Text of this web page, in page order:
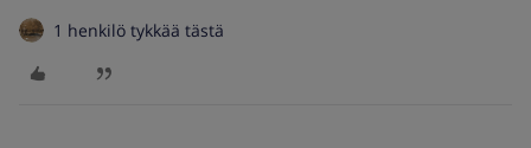
1 henkilö tykkää tästä